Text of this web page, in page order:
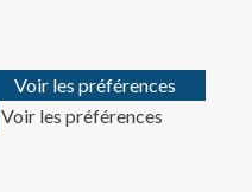
Voir les préférences
Voir les préférences